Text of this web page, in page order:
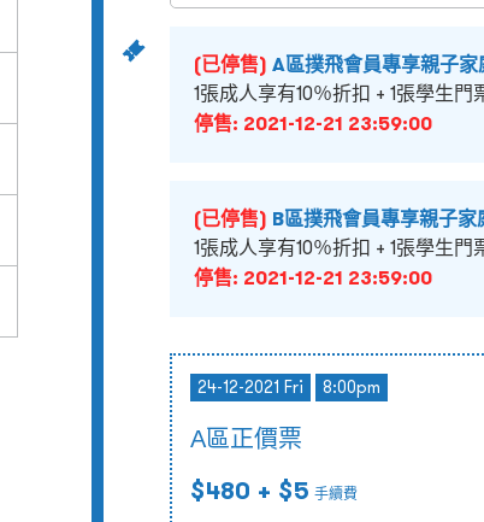
(已停售) A區撲飛會員專享親子家
1張成人享有10％折扣 + 1張學生門
停售: 2021-12-21 23:59:00
(已停售) B區撲飛會員專享親子家
1張成人享有10％折扣 + 1張學生門
停售: 2021-12-21 23:59:00
24-12-2021 Fri 8:00pm
A區正價票
$480 + $5 手續費